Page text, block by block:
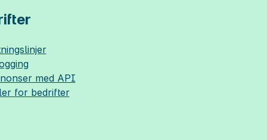
med API
for bedrifter